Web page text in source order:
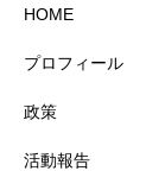
HOME
プロフィール
政策
活動報告